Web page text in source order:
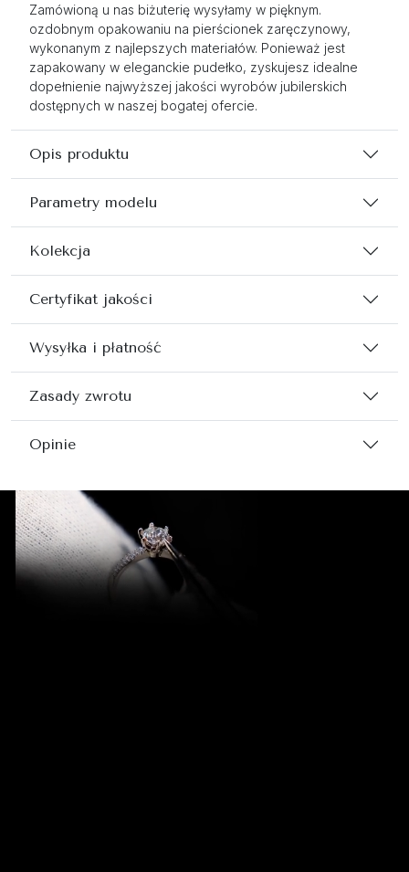
Zamówioną u nas biżuterię wysyłamy w pięknym.
ozdobnym opakowaniu na pierścionek zaręczynowy,
wykonanym z najlepszych materiałów. Ponieważ jest
zapakowany w eleganckie pudełko, zyskujesz idealne
dopełnienie najwyższej jakości wyrobów jubilerskich
dostępnych w naszej bogatej ofercie.
Opis produktu
Parametry modelu
Kolekcja
Certyfikat jakości
Wysyłka i płatność
Zasady zwrotu
Opinie